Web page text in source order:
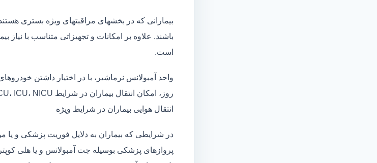
بیمارانی که در بخشهای مراقبتهای ویژه بستری
باشند. علاوه بر امکانات و تجهیزاتی متناسب با
است.
واحد آمبولانس نرماشیر، با در اختیار داشتن
روز، امکان انتقال بیماران در شرایط CCU، ICU، NICU و PICU را دارد.
انتقال هوایی بیماران در شرایط ویژه
در شرایطی که بیماران به دلایل فوریت پزشکی و یا
پروازهای پزشکی بوسیله جت آمبولانس و یا هلی